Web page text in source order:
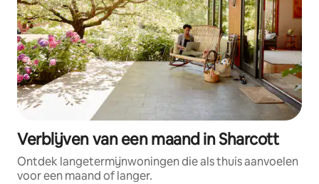
Verblijven van een maand in Sharcott
Ontdek langetermijnwoningen die als thuis aanvoelen
voor een maand of langer.